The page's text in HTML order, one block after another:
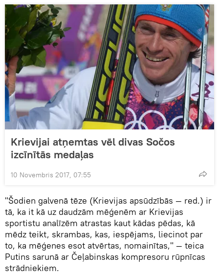
Krievijai atņemtas vēl divas Sočos
izcīnītās medaļas
10 Novembris 2017, 07:55
"Šodien galvenā tēze (Krievijas apsūdzībās — red.) ir
tā, ka it kā uz daudzām mēģenēm ar Krievijas
sportistu analīzēm atrastas kaut kādas pēdas, kā
mēdz teikt, skrambas, kas, iespējams, liecinot par
to, ka mēģenes esot atvērtas, nomainītas," — teica
Putins sarunā ar Čeļabinskas kompresoru rūpnīcas
strādniekiem.